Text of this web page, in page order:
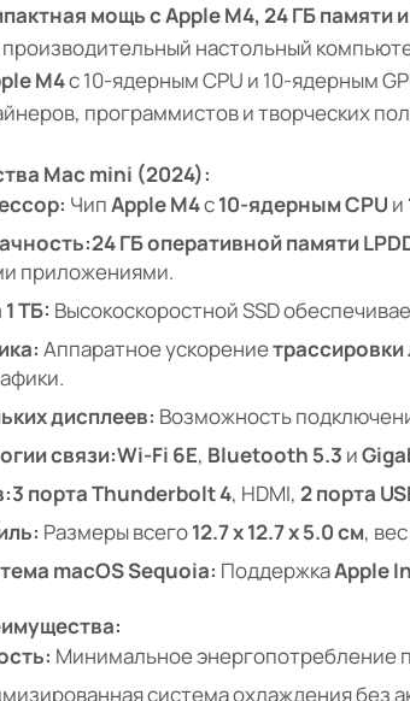
мощь с Apple M4, 24 ГБ памяти и
настольный
M4с 10-ядерным CPU и 10-ядерным
программистов и творческих
Mac mini (2024):
ЧипApple M4с10-ядерным CPU и
24 ГБ оперативной памяти
приложениями.
ТБ: Высокоскоростной SSD
Аппаратное ускорениетрассировки
дисплеев: Возможность
связи:Wi-Fi 6E, Bluetooth 5.3 и
3 порта Thunderbolt 4, HDMI, 2 порта
Размеры всего12.7 x 12.7 x 5.0 см, вес
macOS Sequoia: ПоддержкаApple
Минимальное энергопотребление
система охлаждения без